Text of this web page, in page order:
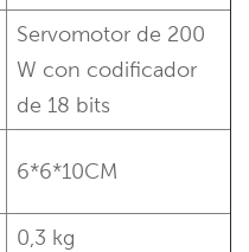
Servomotor de 200
W con codificador
de 18 bits
6*6*10CM
0,3 kg